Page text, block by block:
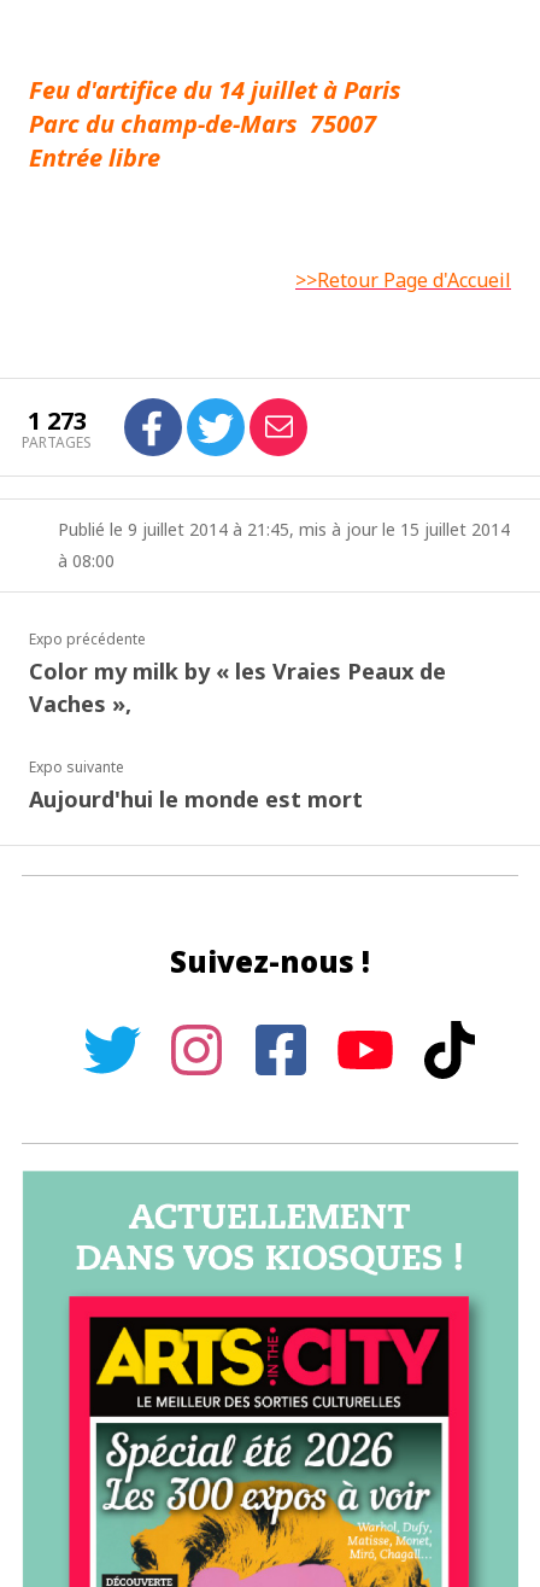
Feu d'artifice du 14 juillet à Paris
Parc du champ-de-Mars 75007
Entrée libre
>>Retour Page d'Accueil
1 273
PARTAGES
Publié le 9 juillet 2014 à 21:45, mis à jour le 15 juillet 2014
à 08:00
Expo précédente
Color my milk by « les Vraies Peaux de
Vaches »,
Expo suivante
Aujourd'hui le monde est mort
Suivez-nous !